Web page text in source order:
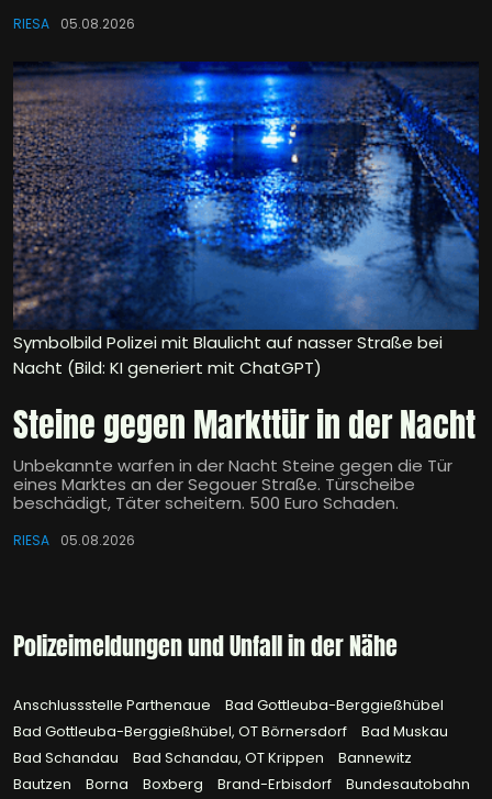
RIESA 05.08.2026
Symbolbild Polizei mit Blaulicht auf nasser Straße bei
Nacht (Bild: KI generiert mit ChatGPT)
Steine gegen Markttür in der Nacht
Unbekannte warfen in der Nacht Steine gegen die Tür
eines Marktes an der Segouer Straße. Türscheibe
beschädigt, Täter scheitern. 500 Euro Schaden.
RIESA 05.08.2026
Polizeimeldungen und Unfall in der Nähe
Anschlussstelle Parthenaue
Bad Gottleuba-Berggießhübel
Bad Gottleuba-Berggießhübel, OT Börnersdorf
Bad Muskau
Bad Schandau
Bad Schandau, OT Krippen
Bannewitz
Bautzen
Borna Boxberg Brand-Erbisdorf
Bundesautobahn